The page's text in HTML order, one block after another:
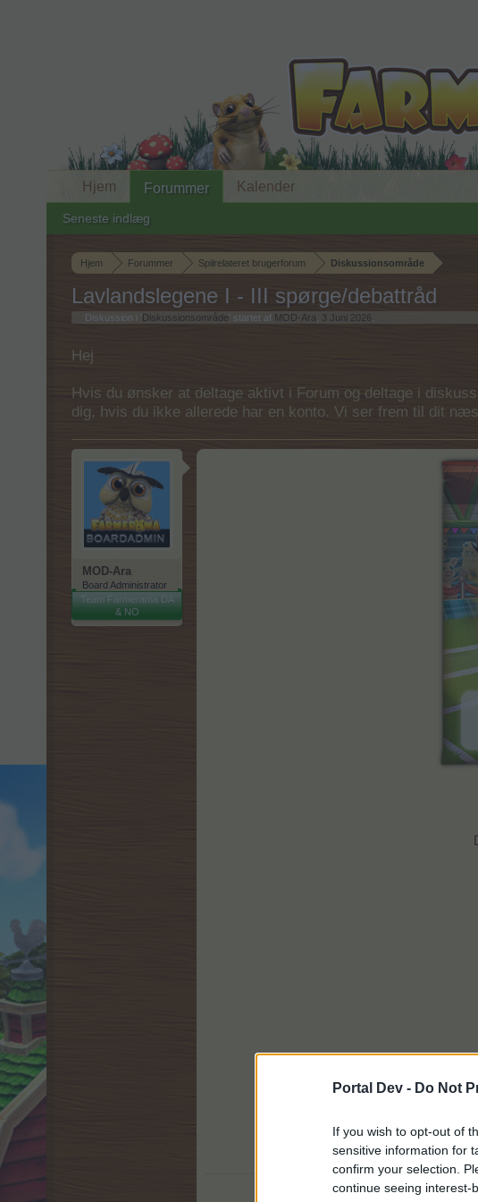
Portal Dev - Do Not
If you wish to opt-out of
sensitive information for
confirm your selection.
continue seeing interest-
Hjem Forummer Spilrelateret brugerforum Diskussionsområde
Lavlandslegene I - III spørge/debattråd
Diskussion i ' Diskussionsområde ' startet af MOD-Ara 3 Juni 2026
Hej
Hvis du ønsker at deltage aktivt i Forum og deltage i
dig, hvis du ikke allerede har en konto. Vi ser frem til dit
MOD-Ara
Board Administrator
Team Farmerama DA
& NO
Hjem Forummer
Seneste indlæg
Kalender